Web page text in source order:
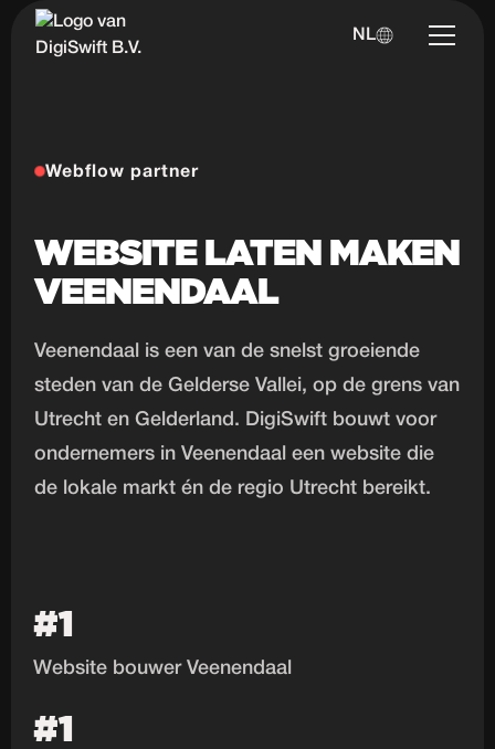
NL
Webflow partner
WEBSITE LATEN MAKEN
VEENENDAAL
Veenendaal is een van de snelst groeiende
steden van de Gelderse Vallei, op de grens van
Utrecht en Gelderland. DigiSwift bouwt voor
ondernemers in Veenendaal een website die
de lokale markt én de regio Utrecht bereikt.
#1
Website bouwer Veenendaal
#1